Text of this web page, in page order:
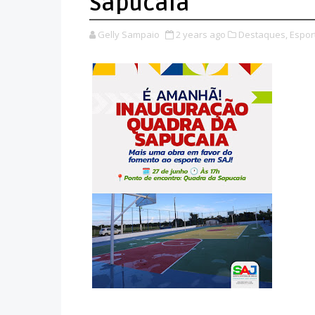
Gelly Sampaio 2 years ago Destaques,